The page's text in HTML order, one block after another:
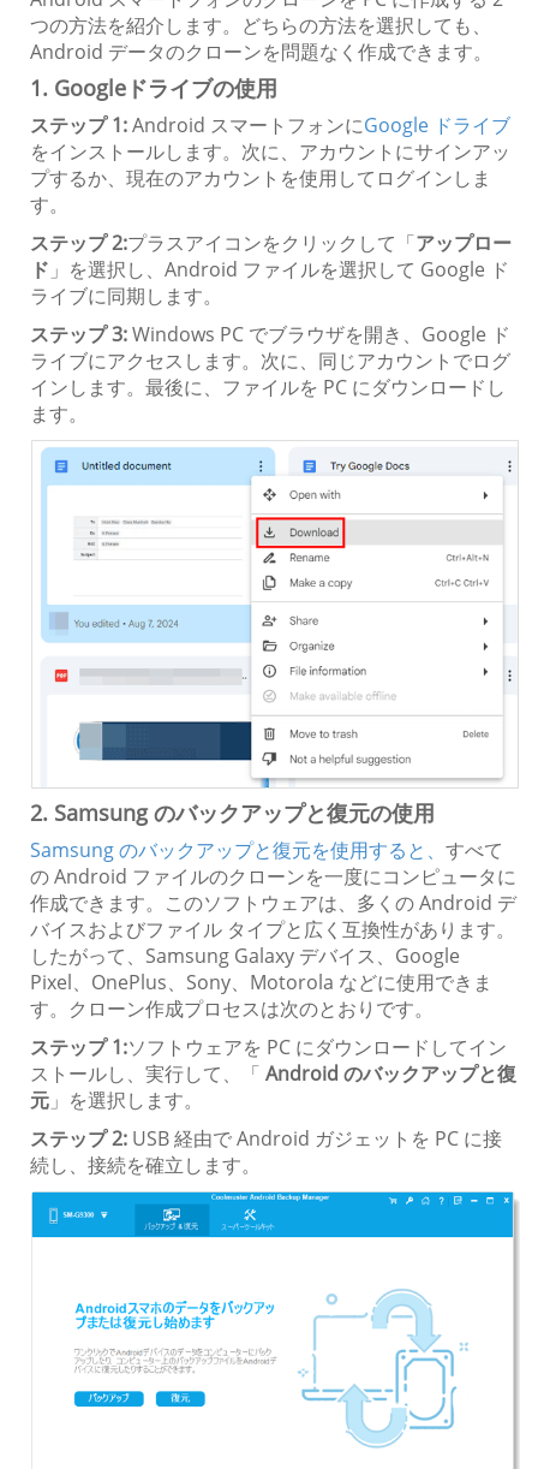
つの方法を紹介します。どちらの方法を選択しても、
Android データのクローンを問題なく作成できます。
1. Googleドライブの使用
ステップ 1:Android スマートフォンにGoogle ドライブ
をインストールします。次に、アカウントにサインアッ
プするか、現在のアカウントを使用してログインしま
す。
ステップ 2:プラスアイコンをクリックして「アップロー
ド 」を選択し、Android ファイルを選択して Google ド
ライブに同期します。
ステップ 3:Windows PC でブラウザを開き、Google ド
ライブにアクセスします。次に、同じアカウントでログ
インします。最後に、ファイルを PC にダウンロードし
ます。
2. Samsung のバックアップと復元の使用
Samsung のバックアップと復元を使用すると、 すべて
の Android ファイルのクローンを一度にコンピュータに
作成できます。このソフトウェアは、多くの Android デ
バイスおよびファイル タイプと広く互換性があります。
したがって、Samsung Galaxy デバイス、Google
Pixel、OnePlus、Sony、Motorola などに使用できま
す。クローン作成プロセスは次のとおりです。
ステップ 1:ソフトウェアを PC にダウンロードしてイン
ストールし、実行して、「 Android のバックアップと復
元 」を選択します。
ステップ 2: USB 経由で Android ガジェットを PC に接
続し、接続を確立します。